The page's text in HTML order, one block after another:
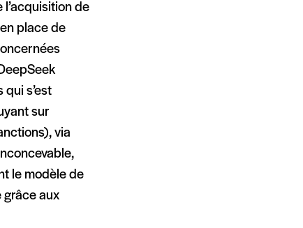
l’acquisition de
place de
s’est
sur
via
le modèle de
grâce aux